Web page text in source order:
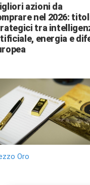
azioni da
nel 2026:
tra
energia e
Oro